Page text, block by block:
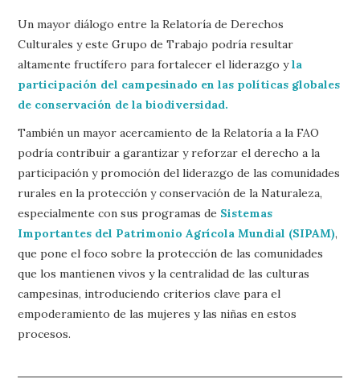
Un mayor diálogo entre la Relatoría de Derechos
Culturales y este Grupo de Trabajo podría resultar
altamente fructífero para fortalecer el liderazgo yla
participación del campesinado en las políticas globales
de conservación de la biodiversidad.
También un mayor acercamiento de la Relatoría a la FAO
podría contribuir a garantizar y reforzar el derecho a la
participación y promoción del liderazgo de las comunidades
rurales en la protección y conservación de la Naturaleza,
especialmente con sus programas de Sistemas
Importantes del Patrimonio Agrícola Mundial (SIPAM),
que pone el foco sobre la protección de las comunidades
que los mantienen vivos y la centralidad de las culturas
campesinas, introduciendo criterios clave para el
empoderamiento de las mujeres y las niñas en estos
procesos.